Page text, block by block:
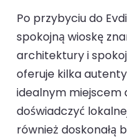
Po przybyciu do
spokojną wioskę
architektury i
oferuje kilka
idealnym miejscem
doświadczyć
również doskonałą